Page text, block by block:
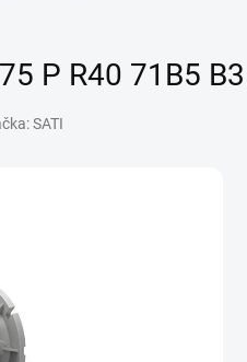
P R40 71B5 B3
SATI